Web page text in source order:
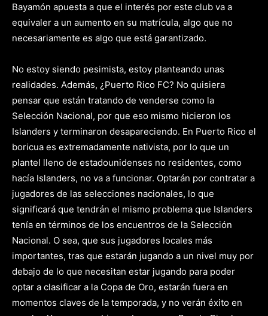
Bayamón apuesta a que el interés por este club va a
equivaler a un aumento en su matrícula, algo que no
necesariamente es algo que está garantizado.
No estoy siendo pesimista, estoy planteando unas
realidades. Además, ¿Puerto Rico FC? No quisiera
pensar que están tratando de venderse como la
Selección Nacional, por que eso mismo hicieron los
Islanders y terminaron desapareciendo. En Puerto Rico el
boricua es extremadamente nativista, por lo que un
plantel lleno de estadounidenses no residentes, como
hacía Islanders, no va a funcionar. Optarán por contratar a
jugadores de las selecciones nacionales, lo que
significará que tendrán el mismo problema que Islanders
tenía en términos de los encuentros de la Selección
Nacional. O sea, que sus jugadores locales más
importantes, tras que estarán jugando a un nivel muy por
debajo de lo que necesitan estar jugando para poder
optar a clasificar a la Copa de Oro, estarán fuera en
momentos claves de la temporada, y no verán éxito en